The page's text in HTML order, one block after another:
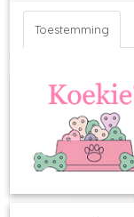
Toestemming